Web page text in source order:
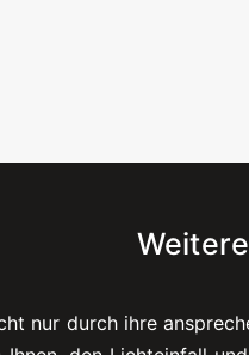
nur durch ihre